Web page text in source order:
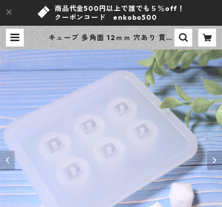
商品代金500円以上で誰でも５％off！
クーポンコード enkobo500
キューブ 多角面 12ｍｍ 穴あり 貫通
穴 シリコンモールド 立体 レジン型
モールド アクセサリー資材【en工
房】 | ｅｎ工房